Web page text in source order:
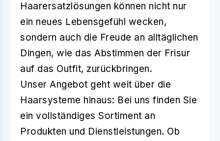
Haarersatzlösungen können nicht nur
ein neues Lebensgefühl wecken,
sondern auch die Freude an alltäglichen
Dingen, wie das Abstimmen der Frisur
auf das Outfit, zurückbringen.
Unser Angebot geht weit über die
Haarsysteme hinaus: Bei uns finden Sie
ein vollständiges Sortiment an
Produkten und Dienstleistungen. Ob